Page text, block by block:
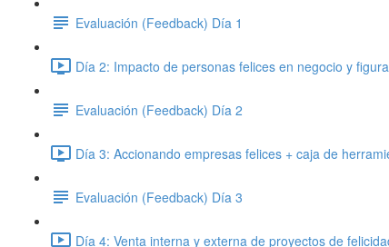
Evaluación (Feedback) Día 1
Día 2: Impacto de personas felices en negocio y
Evaluación (Feedback) Día 2
Día 3: Accionando empresas felices + caja de
Evaluación (Feedback) Día 3
Día 4: Venta interna y externa de proyectos de